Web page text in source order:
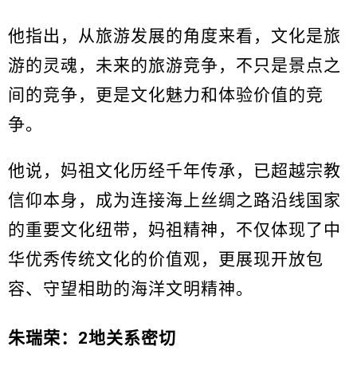
他指出，从旅游发展的角度来看，文化是旅
游的灵魂，未来的旅游竞争，不只是景点之
间的竞争，更是文化魅力和体验价值的竞
争。
他说，妈祖文化历经千年传承，已超越宗教
信仰本身，成为连接海上丝绸之路沿线国家
的重要文化纽带，妈祖精神，不仅体现了中
华优秀传统文化的价值观，更展现开放包
容、守望相助的海洋文明精神。
朱瑞荣：2地关系密切